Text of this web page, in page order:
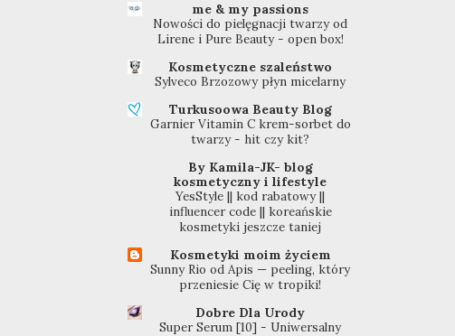
me & my passions
Nowości do pielęgnacji twarzy od
Lirene i Pure Beauty - open box!
Kosmetyczne szaleństwo
Sylveco Brzozowy płyn micelarny
Turkusoowa Beauty Blog
Garnier Vitamin C krem-sorbet do
twarzy - hit czy kit?
By Kamila-JK- blog
kosmetyczny i lifestyle
YesStyle || kod rabatowy ||
influencer code || koreańskie
kosmetyki jeszcze taniej
Kosmetyki moim życiem
Sunny Rio od Apis — peeling, który
przeniesie Cię w tropiki!
Dobre Dla Urody
Super Serum [10] - Uniwersalny